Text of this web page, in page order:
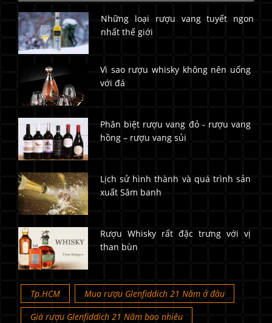
Những loại rượu vang tuyết ngon
nhất thế giới
Vì sao rượu whisky không nên uống
với đá
Phân biệt rượu vang đỏ - rượu vang
hồng – rượu vang sủi
Lịch sử hình thành và quá trình sản
xuất Sâm banh
Rượu Whisky rất đặc trưng với vị
than bùn
Tp.HCM
Mua rượu Glenfiddich 21 Năm ở đâu
Giá rượu Glenfiddich 21 Năm bao nhiêu